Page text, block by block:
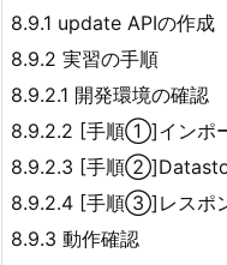
8.9.1 update APIの作成
8.9.2 実習の手順
8.9.2.1 開発環境の確認
8.9.2.2 [手順①]インポ
8.9.2.3 [手順
8.9.2.4 [手順③]レスポ
8.9.3 動作確認